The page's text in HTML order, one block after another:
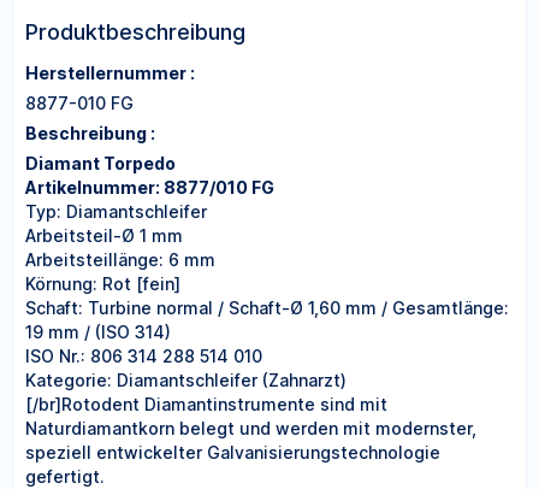
Produktbeschreibung
Herstellernummer :
8877-010 FG
Beschreibung :
Diamant Torpedo
Artikelnummer: 8877/010 FG
Typ: Diamantschleifer
Arbeitsteil-Ø 1 mm
Arbeitsteillänge: 6 mm
Körnung: Rot [fein]
Schaft: Turbine normal / Schaft-Ø 1,60 mm / Gesamtlänge:
19 mm / (ISO 314)
ISO Nr.: 806 314 288 514 010
Kategorie: Diamantschleifer (Zahnarzt)
[/br]Rotodent Diamantinstrumente sind mit
Naturdiamantkorn belegt und werden mit modernster,
speziell entwickelter Galvanisierungstechnologie
gefertigt.